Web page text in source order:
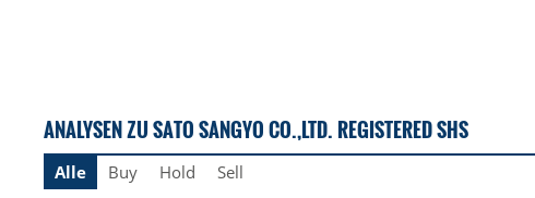
ANALYSEN ZU SATO SANGYO CO.,LTD. REGISTERED SHS
Alle Buy Hold Sell